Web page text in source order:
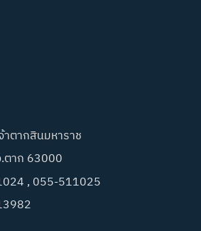
าตากสินมหาราช
ตาก 63000
, 055-511025